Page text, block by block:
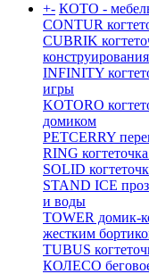
+- КОТО -
CONTUR
CUBRIK
INFINITY
игры
KOTORO
домиком
PETCERRY
RING
SOLID
STAND ICE
и воды
TOWER домик-
жестким
TUBUS
КОЛЕСО